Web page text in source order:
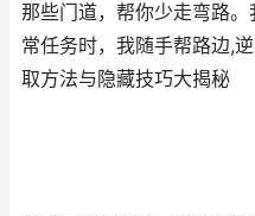
那些门道，帮你少走弯路
常任务时，我随手帮路边,
取方法与隐藏技巧大揭秘